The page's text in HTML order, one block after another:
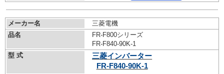
メーカー名
三菱電機
品名
FR-F800シリーズ
FR-F840-90K-1
型 式
三菱インバーター
FR-F840-90K-1